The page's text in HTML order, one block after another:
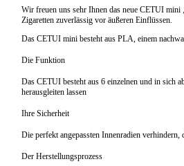
Wir freuen uns sehr Ihnen das neue CETUI
Zigaretten zuverlässig vor äußeren Einflüssen.
Das CETUI mini besteht aus PLA, einem
Die Funktion
Das CETUI besteht aus 6 einzelnen und in sich
herausgleiten lassen
Ihre Sicherheit
Die perfekt angepassten Innenradien
Der Herstellungsprozess